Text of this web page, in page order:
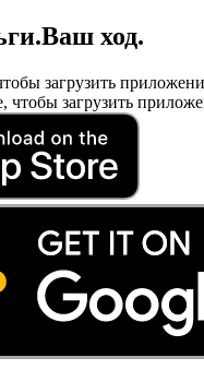
.Ваш ход.
загрузить